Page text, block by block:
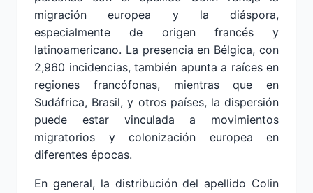
migración europea y la diáspora,
especialmente de origen francés y
latinoamericano. La presencia en Bélgica, con
2,960 incidencias, también apunta a raíces en
regiones francófonas, mientras que en
Sudáfrica, Brasil, y otros países, la dispersión
puede estar vinculada a movimientos
migratorios y colonización europea en
diferentes épocas.
En general, la distribución del apellido Colin